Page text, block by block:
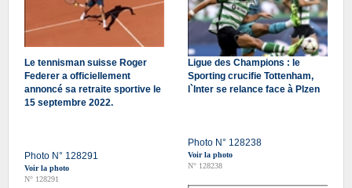
Le tennisman suisse Roger
Federer a officiellement
annoncé sa retraite sportive le
15 septembre 2022.
Photo N° 128291
Voir la photo
N° 128291
Ligue des Champions : le
Sporting crucifie Tottenham,
l`Inter se relance face à Plzen
Photo N° 128238
Voir la photo
N° 128238